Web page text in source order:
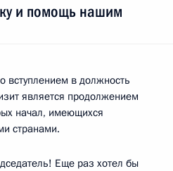
и помощь нашим
вступлением в должность
является продолжением
начал, имеющихся
странами.
Еще раз хотел бы